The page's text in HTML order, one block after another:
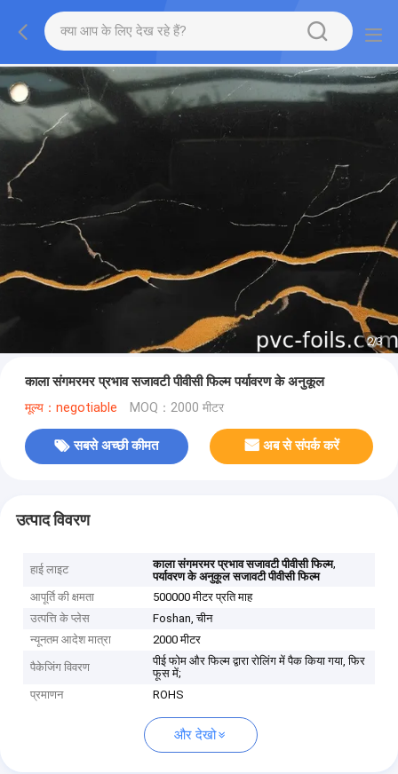
2/3
काला संगमरमर प्रभाव सजावटी पीवीसी फिल्म पर्यावरण के अनुकूल
मूल्य：negotiable MOQ：2000 मीटर
सबसे अच्छी कीमत अब से संपर्क करें
उत्पाद विवरण
हाई लाइट काला संगमरमर प्रभाव सजावटी पीवीसी फिल्म,
पर्यावरण के अनुकूल सजावटी पीवीसी फिल्म
आपूर्ति की क्षमता
500000 मीटर प्रति माह
उत्पत्ति के प्लेस
Foshan, चीन
न्यूनतम आदेश मात्रा
2000 मीटर
पैकेजिंग विवरण
पीई फोम और फिल्म द्वारा रोलिंग में पैक किया गया, फिर
फूस में;
प्रमाणन
ROHS
और देखो